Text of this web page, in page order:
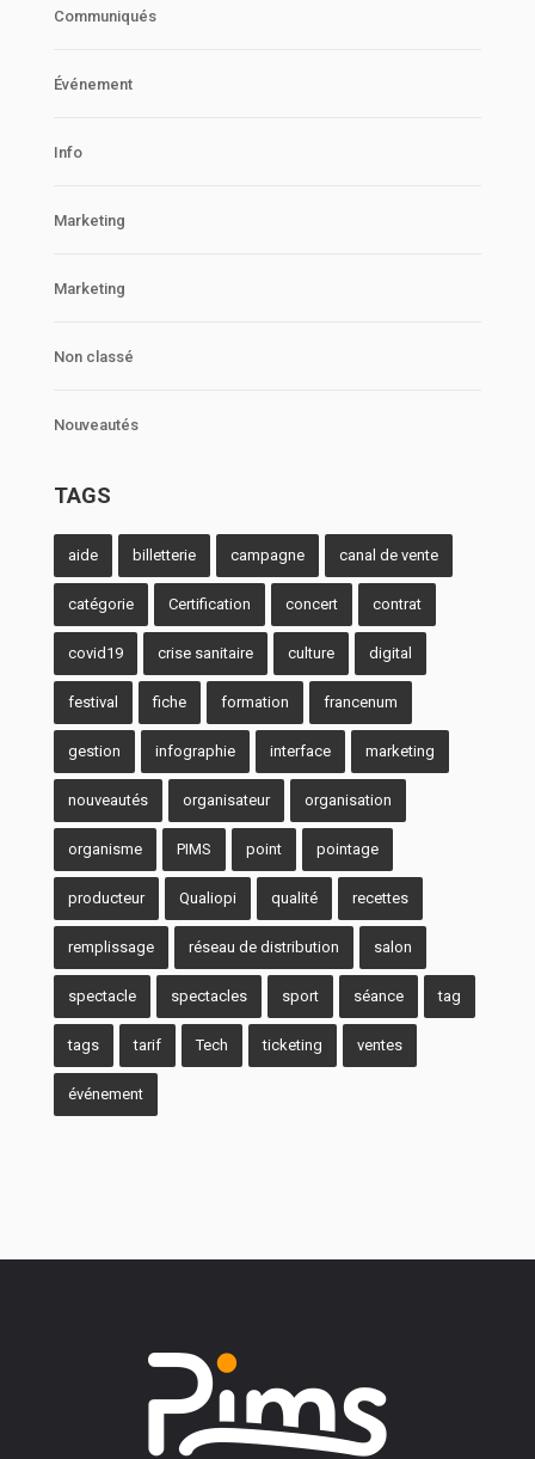
Communiqués
Événement
Info
Marketing
Marketing
Non classé
Nouveautés
TAGS
aide billetterie campagne canal de vente
catégorie Certification concert contrat
covid19 crise sanitaire culture digital
festival fiche formation francenum
gestion infographie interface marketing
nouveautés organisateur organisation
organisme PIMS point pointage
producteur Qualiopi qualité recettes
remplissage réseau de distribution salon
spectacle spectacles sport séance tag
tags tarif Tech ticketing ventes
événement